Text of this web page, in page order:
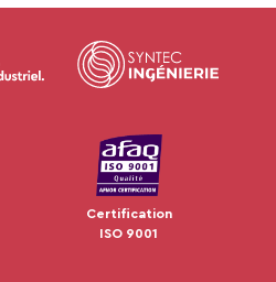
Certification
ISO 9001